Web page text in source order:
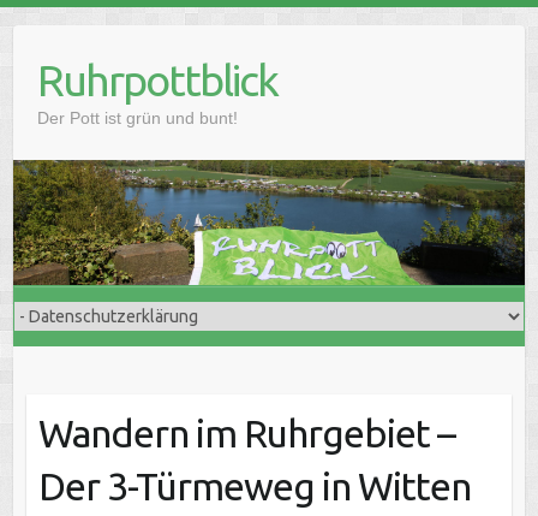
contentRuhrpottblick
Der Pott ist grün und bunt!
Wandern im Ruhrgebiet –
Der 3-Türmeweg in Witten